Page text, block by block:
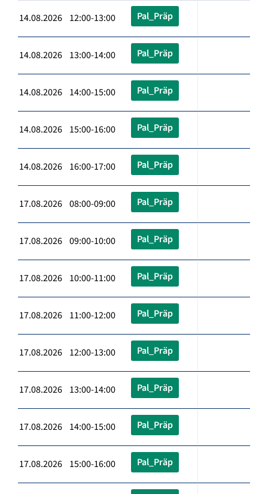
14.08.2026 12:00-13:00 Pal_Präp
14.08.2026 13:00-14:00 Pal_Präp
14.08.2026 14:00-15:00 Pal_Präp
14.08.2026 15:00-16:00 Pal_Präp
14.08.2026 16:00-17:00 Pal_Präp
17.08.2026 08:00-09:00 Pal_Präp
17.08.2026 09:00-10:00 Pal_Präp
17.08.2026 10:00-11:00 Pal_Präp
17.08.2026 11:00-12:00 Pal_Präp
17.08.2026 12:00-13:00 Pal_Präp
17.08.2026 13:00-14:00 Pal_Präp
17.08.2026 14:00-15:00 Pal_Präp
17.08.2026 15:00-16:00 Pal_Präp